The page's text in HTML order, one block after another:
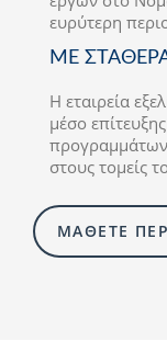
ευρύτερη
ΜΕ
Η εταιρεία
μέσο
στους τομείς
ΜΑΘΕΤΕ